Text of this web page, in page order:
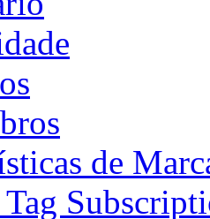
de
Tag